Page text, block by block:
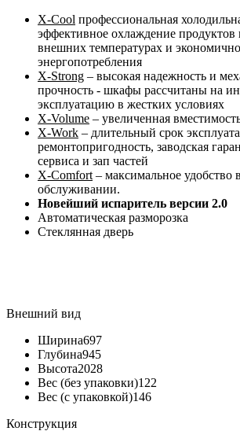
X-Cool профессиональная
эффективное охлаждение
внешних температурах и
энергопотребления
X-Strong – высокая надежность и
прочность - шкафы рассчитаны на
эксплуатацию в жестких условиях
X-Volume – увеличенная
X-Work – длительный срок
ремонтопригодность, заводская
сервиса и зап частей
X-Comfort – максимальное удобство
обслуживании.
Новейший испаритель версии 2.0
Автоматическая разморозка
Стеклянная дверь
Внешний вид
Ширина697
Глубина945
Высота2028
Вес (без упаковки)122
Вес (с упаковкой)146
Конструкция